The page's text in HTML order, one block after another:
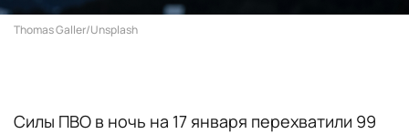
Thomas Galler/Unsplash
Силы ПВО в ночь на 17 января перехватили 99